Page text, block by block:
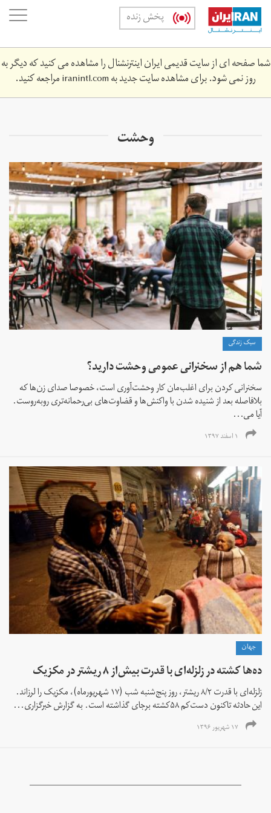
Skip
main
content
پخش زنده
شما صفحه ای از سایت قدیمی ایران اینترنشنال را مشاهده می کنید که دیگر به
روز نمی شود. برای مشاهده سایت جدید بهiranintl.comمراجعه کنید.
وحشت
سبک زندگی
شما هم از سخنرانی عمومی وحشت دارید؟
سخنرانی کردن برای اغلب‌مان کار وحشت‌آوری است، خصوصا صدای زن‌ها که
بلافاصله بعد از شنیده شدن با واکنش‌ها و قضاوت‌های بی‌رحمانه‌تری روبه‌روست.
آیا می‌...
۱ اسفند ۱۳۹۷
جهان
ده‌ها کشته در زلزله‌ای با قدرت بیش‌از ۸ ریشتر در مکزیک
زلزله‌ای با قدرت ۸/۲ ریشتر، روز پنج‌شنبه شب (۱۷ شهریورماه)، مکزیک را لرزاند.
این حادثه تاکنون دست‌کم ۵۸کشته برجای گذاشته است. به گزارش خبرگزاری...
۱۷ شهریور ۱۳۹۶